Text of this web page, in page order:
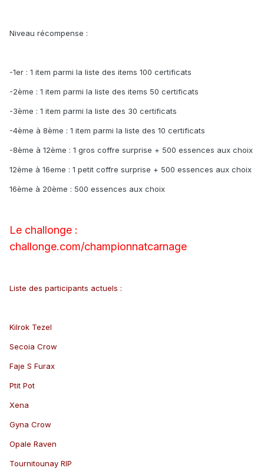
Niveau récompense :
-1er : 1 item parmi la liste des items 100 certificats
-2ème : 1 item parmi la liste des items 50 certificats
-3ème : 1 item parmi la liste des 30 certificats
-4ème à 8ème : 1 item parmi la liste des 10 certificats
-8ème à 12ème : 1 gros coffre surprise + 500 essences aux choix
12ème à 16eme : 1 petit coffre surprise + 500 essences aux choix
16ème à 20ème : 500 essences aux choix
Le challonge :
challonge.com/championnatcarnage
Liste des participants actuels :
Kilrok Tezel
Secoia Crow
Faje S Furax
Ptit Pot
Xena
Gyna Crow
Opale Raven
Tournitounay RIP